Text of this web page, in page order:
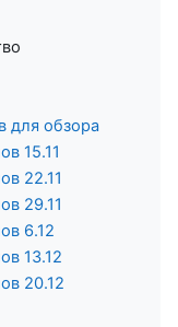
для обзора
15.11
22.11
29.11
6.12
13.12
20.12